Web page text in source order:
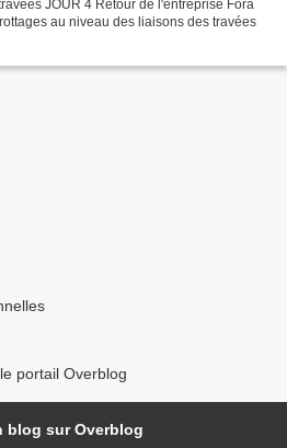
JOUR 4 Retour de l'entreprise Fora
au niveau des liaisons des travées
portail Overblog
blog sur Overblog